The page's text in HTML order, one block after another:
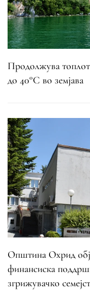
Продолжува
до 40°C во земјава
Општина Охрид
финансиска
згрижувачко